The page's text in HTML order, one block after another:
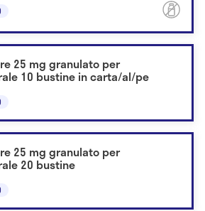
25 mg granulato per
10 bustine in carta/al/pe
25 mg granulato per
20 bustine